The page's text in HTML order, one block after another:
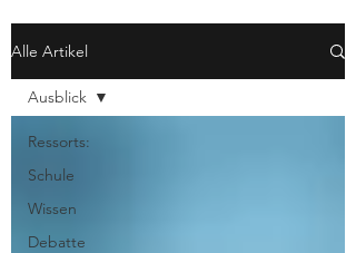
Alle Artikel
Ressorts:
Schule
Wissen
Debatte
Ausblick